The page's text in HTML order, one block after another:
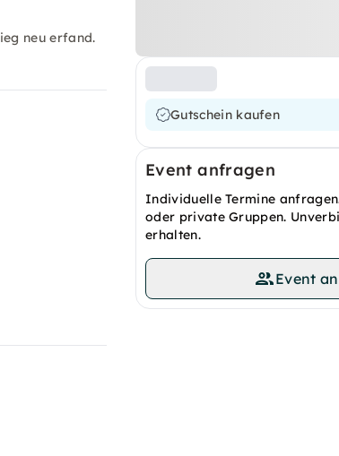
Gutschein kaufen
Event anfragen
Individuelle Termine
oder private Gruppen.
erhalten.
Event
neu erfand.